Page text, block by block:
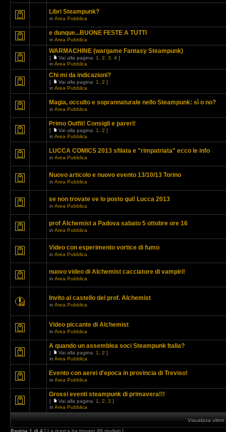
Libri Steampunk?
in Area Pubblica
e dunque...BUONE FESTE A TUTTI
in Area Pubblica
WARMACHINE (wargame Fantasy Steampunk)
[ Vai alla pagina: 1 2 3 4 ]
in Area Pubblica
Chi mi da indicazioni?
[ Vai alla pagina: 1 2 ]
in Area Pubblica
Magia, occulto e soprannaturale nello Steampunk: sì o no?
in Area Pubblica
Primo Outfit! Consigli e pareri!
[ Vai alla pagina: 1 2 ]
in Area Pubblica
LUCCA COMICS 2013 sfilata e "rimpatriata" ecco le info
in Area Pubblica
Nuovo articolo e nuovo evento 13/10/13 Torino
in Area Pubblica
se non trovate ve lo posto qui! Lucca 2013
in Area Pubblica
prof Alchemist a Padova sabato 5 ottobre ore 16
in Area Pubblica
Video con esperimento vortice di fumo
in Area Pubblica
nuovo video di Alchemist cacciatore di vampiri!
in Area Pubblica
Invito al castello del prof. Alchemist
in Area Pubblica
Video piccante di Alchemist
in Area Pubblica
A quando un assemblea soci Steampunk Italia?
[ Vai alla pagina: 1 2 ]
in Area Pubblica
Evento con aerei d'epoca in provincia di Treviso!
in Area Pubblica
Grossi eventi steampunk di primavera!!!
[ Vai alla pagina: 1 2 3 ]
in Area Pubblica
Visualizza ultimi
Pagina 1 di 4 [ La ricerca ha trovato 88 risultati ]